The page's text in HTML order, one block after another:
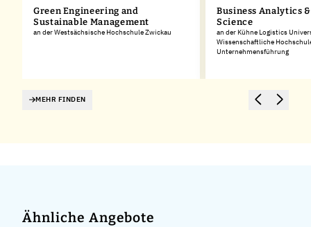
Green Engineering and
Sustainable Management
an der Westsächsische Hochschule Zwickau
Business Analytics
Science
an der Kühne Logistics
Wissenschaftliche
Unternehmensführung
MEHR FINDEN
Ähnliche Angebote